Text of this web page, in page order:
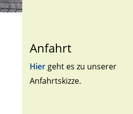
Anfahrt
Hier geht es zu unserer
Anfahrtskizze.